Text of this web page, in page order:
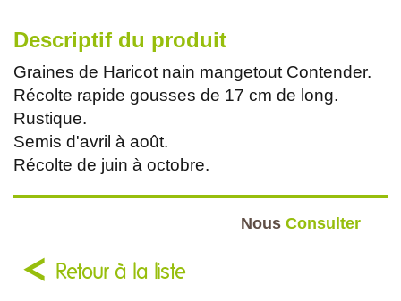
Descriptif du produit
Graines de Haricot nain mangetout Contender.
Récolte rapide gousses de 17 cm de long.
Rustique.
Semis d'avril à août.
Récolte de juin à octobre.
Nous Consulter
Retour à la liste